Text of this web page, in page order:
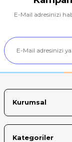
Ürün resmi
Ürün
Ürün bilgilerinde
E-Mail adresinizi
Kurumsal
Kategoriler